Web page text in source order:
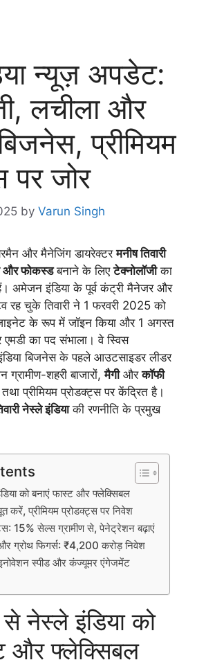
न्यूज़ अपडेट:
लचीला और
प्रीमियम
पर जोर
by Varun Singh
और मैनेजिंग डायरेक्टरमनीष तिवारी
और फोकस्डबनाने के लिएटेक्नोलॉजीका
अमेजन इंडिया के पूर्व कंट्री मैनेजर और
रह चुके तिवारी ने 1 फरवरी 2025 को
के रूप में जॉइन किया और 1 अगस्त
का पद संभाला। वे स्विस
बिजनेस के पहले आउटसाइडर लीडर
ग्रामीण-शहरी बाजारों,मैगीऔरकॉफी
प्रीमियम प्रोडक्ट्स पर केंद्रित है।
नेस्ले इंडियाकी रणनीति के प्रमुख
को बनाएं फास्ट और फ्लेक्सिबल
करें, प्रीमियम प्रोडक्ट्स पर निवेश
15% सेल्स ग्रामीण से, पेनेट्रेशन बढ़ाएं
ग्रोथ फिगर्स: ₹4,200 करोड़ निवेश
इनोवेशन स्पीड और कंज्यूमर एंगेजमेंट
से नेस्ले इंडिया को
और फ्लेक्सिबल